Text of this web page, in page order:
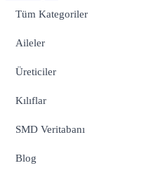
Tüm Kategoriler
Aileler
Üreticiler
Kılıflar
SMD Veritabanı
Blog